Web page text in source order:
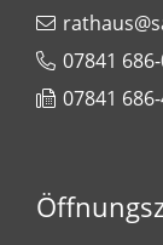
07841
07841